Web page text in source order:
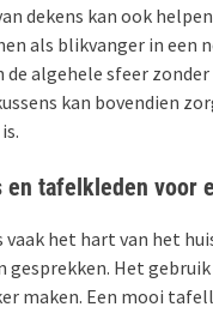
dekens kan ook
als blikvanger in
de algehele sfeer
kan bovendien
en tafelkleden voor
vaak het hart van het
gesprekken. Het
maken. Een mooi